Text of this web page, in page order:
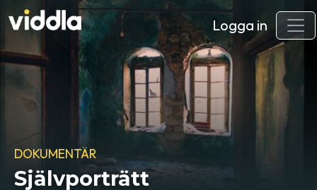
Logga in
DOKUMENTÄR
Självporträtt